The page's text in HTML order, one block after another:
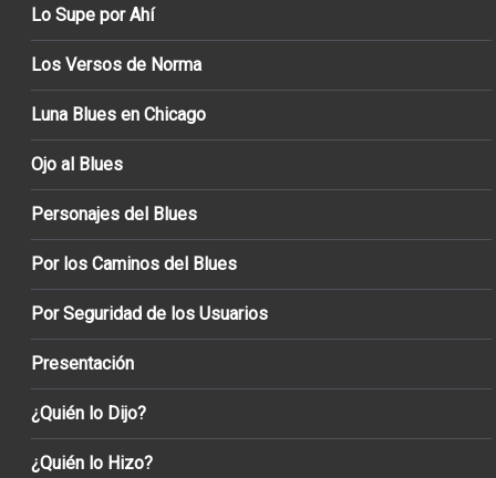
Lo Supe por Ahí
Los Versos de Norma
Luna Blues en Chicago
Ojo al Blues
Personajes del Blues
Por los Caminos del Blues
Por Seguridad de los Usuarios
Presentación
¿Quién lo Dijo?
¿Quién lo Hizo?